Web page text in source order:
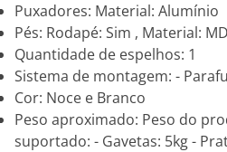
Puxadores: Material: Alumínio
Pés: Rodapé: Sim , Material:
Quantidade de espelhos: 1
Sistema de montagem: -
Cor: Noce e Branco
Peso aproximado: Peso do
suportado: - Gavetas: 5kg -